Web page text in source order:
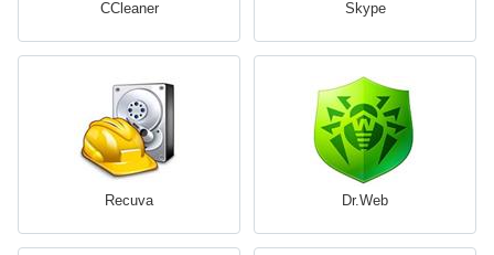
CCleaner Skype
Recuva Dr.Web